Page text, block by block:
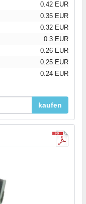
0.42 EUR
0.35 EUR
0.32 EUR
0.3 EUR
0.26 EUR
0.25 EUR
0.24 EUR
kaufen